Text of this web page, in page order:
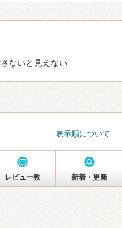
ないと見えない
表示順について
レビュー数 新着・更新